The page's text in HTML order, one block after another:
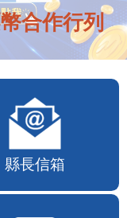
合作行列
縣長信箱